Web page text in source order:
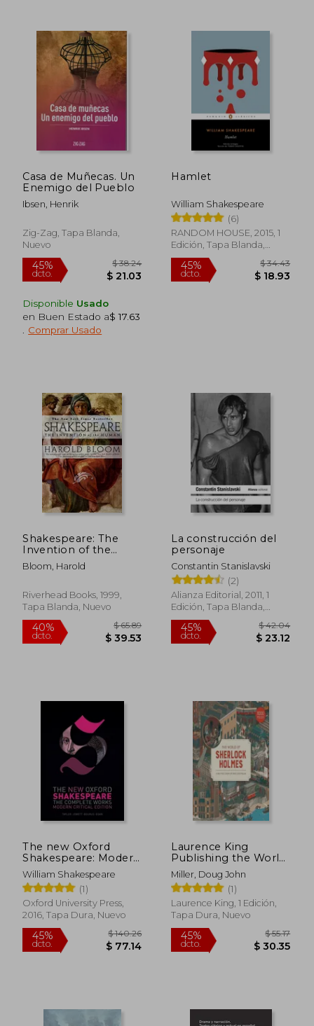
45% 45%
dcto.
Casa de Muñecas. Un
Enemigo del Pueblo
Ibsen, Henrik
Zig-Zag, Tapa Blanda,
Nuevo
45%
dcto. $ 21.03
Disponible Usado
en Buen Estado a$ 17.63
Comprar Usado
Hamlet
William Shakespeare
(6)
RANDOM HOUSE, 2015, 1
Edición, Tapa Blanda,
Nuevo
45%
dcto.
Shakespeare: The
Invention of the
Human (en Inglés)
Bloom, Harold
Riverhead Books, 1999,
Tapa Blanda, Nuevo
40%
dcto.
$ 65.89
La construcción del
personaje
Constantin Stanislavski
(2)
Alianza Editorial, 2011, 1
Edición, Tapa Blanda,
Nuevo
45%
dcto.
The new Oxford
Shakespeare: Modern
Critical Edition: The
Complete Works (en
Inglés)
William Shakespeare
(1)
Oxford University Press,
2016, Tapa Dura, Nuevo
Laurence King
Publishing the World
of Sherlock Holmes:
A 1000 Piece Jigsaw
Puzzle (en Inglés)
Miller, Doug John
(1)
Laurence King, 1 Edición,
Tapa Dura, Nuevo